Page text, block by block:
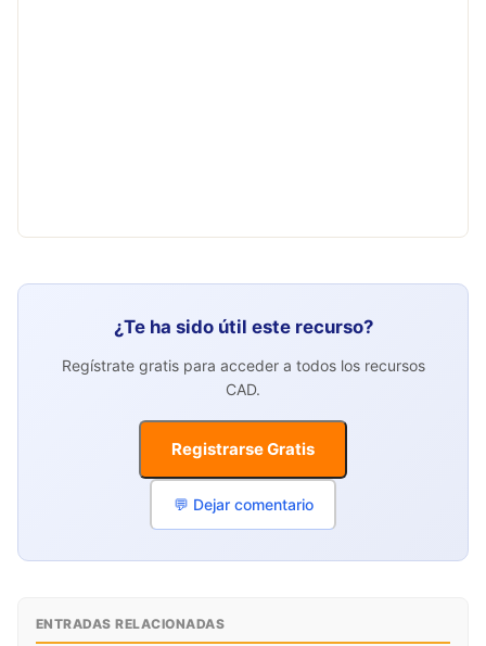
¿Te ha sido útil este recurso?
Regístrate gratis para acceder a todos los recursos
CAD.
Registrarse Gratis
💬 Dejar comentario
ENTRADAS RELACIONADAS